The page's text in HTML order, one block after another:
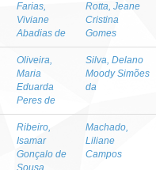
Farias,
Viviane
Abadias de
Rotta, Jeane
Cristina
Gomes
Oliveira,
Maria
Eduarda
Peres de
Silva, Delano
Moody Simões
da
Ribeiro,
Isamar
Gonçalo de
Sousa
Machado,
Liliane
Campos